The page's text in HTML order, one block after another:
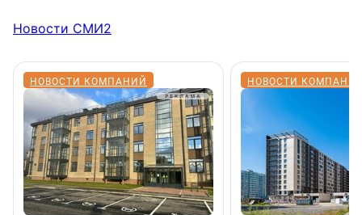
Новости СМИ2
НОВОСТИ КОМПАНИЙ НОВОСТИ